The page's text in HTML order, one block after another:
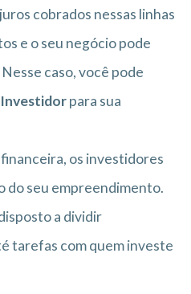
cobrados nessas linhas
e o seu negócio pode
caso, você pode
Investidorpara sua
os investidores
do seu empreendimento.
a dividir
tarefas com quem investe